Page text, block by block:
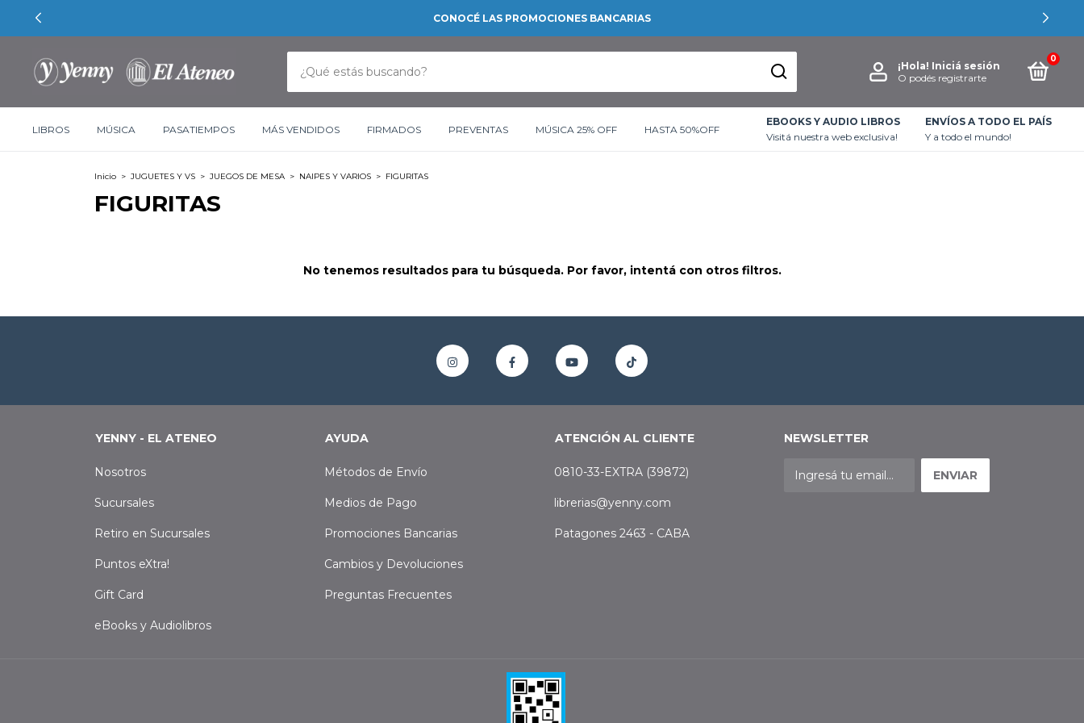
RETIRO GRATIS EN NUESTRAS SUCURSALES
¡Hola! Iniciá sesión
O podés registrarte
0
LIBROS MÚSICA PASATIEMPOS MÁS VENDIDOS FIRMADOS PREVENTAS MÚSICA 25% OFF HASTA 50%OFF
EBOOKS Y AUDIO LIBROS
Visitá nuestra web exclusiva!
ENVÍOS A TODO EL PAÍS
Y a todo el mundo!
Inicio > JUGUETES Y VS > JUEGOS DE MESA > NAIPES Y VARIOS > FIGURITAS
FIGURITAS
No tenemos resultados para tu búsqueda. Por favor, intentá con otros filtros.
YENNY - EL ATENEO
Nosotros
Sucursales
Retiro en Sucursales
Puntos eXtra!
Gift Card
eBooks y Audiolibros
AYUDA
Métodos de Envío
Medios de Pago
Promociones Bancarias
Cambios y Devoluciones
Preguntas Frecuentes
ATENCIÓN AL CLIENTE
0810-33-EXTRA (39872)
librerias@yenny.com
Patagones 2463 - CABA
NEWSLETTER